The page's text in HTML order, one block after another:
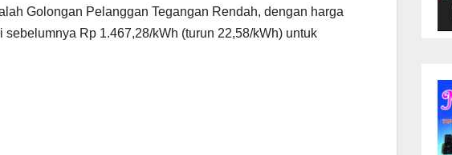
Golongan Pelanggan Tegangan Rendah, dengan harga
Rp 1.467,28/kWh (turun 22,58/kWh) untuk